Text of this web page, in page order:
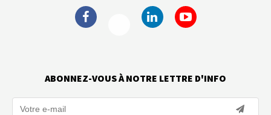
ABONNEZ-VOUS À NOTRE LETTRE D'INFO